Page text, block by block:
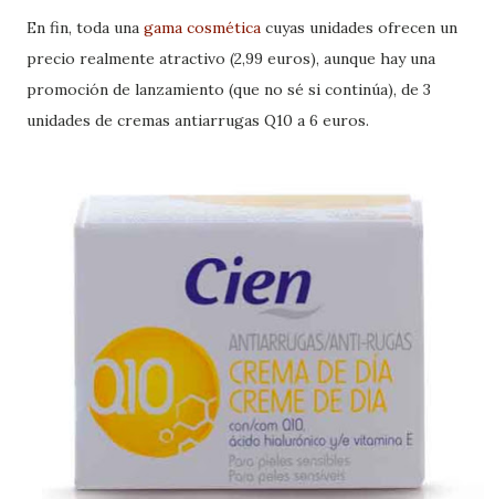
En fin, toda una gama cosmética cuyas unidades ofrecen un
precio realmente atractivo (2,99 euros), aunque hay una
promoción de lanzamiento (que no sé si continúa), de 3
unidades de cremas antiarrugas Q10 a 6 euros.